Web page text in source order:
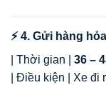
⚡ 4. Gửi hàng
| Thời gian | 36 –
| Điều kiện | Xe đi